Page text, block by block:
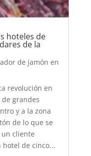
hoteles de
de la
de jamón en
revolución en
grandes
y a la zona
de lo que se
cliente
de cinco...